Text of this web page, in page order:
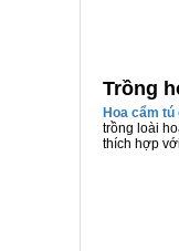
Trồng
Hoa cẩm tú
trồng loài
thích hợp